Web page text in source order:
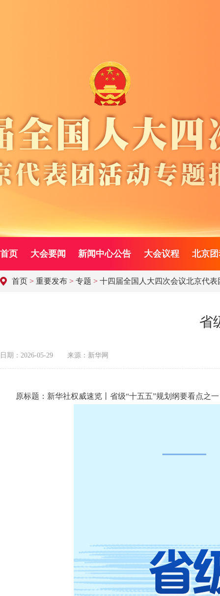
首页 大会要闻 新闻中心公告 大会议程 北京
首页 > 重要发布 > 专题 > 十四届全国人大四次会议北京代
省
日期：2026-05-29 来源：新华网
原标题：新华社权威速览丨省级“十五五”规划纲要看点之